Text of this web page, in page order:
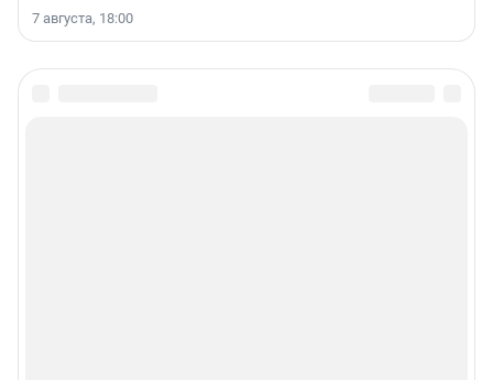
7 августа, 18:00